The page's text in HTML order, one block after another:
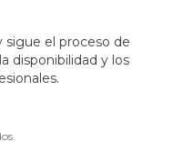
sigue el proceso de
disponibilidad y los